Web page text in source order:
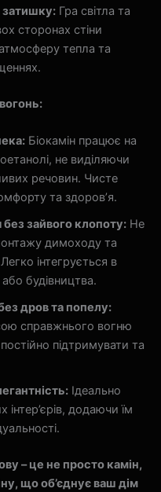
затишку:Гра світла та
сторонах стіни
тепла та
Біокамін працює на
не виділяючи
речовин. Чисте
та здоров’я.
зайвого клопоту:Не
димоходу та
інтегрується в
будівництва.
дров та попелу:
справжнього вогню
підтримувати та
Ідеально
інтер’єрів, додаючи їм
– це не просто камін,
що об’єднує ваш дім